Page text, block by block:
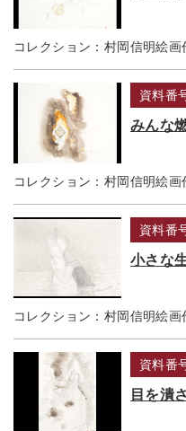
コレクション： 村岡信明絵画
資料番
みんな
コレクション： 村岡信明絵画
資料番
小さな
コレクション： 村岡信明絵画
資料番
目を潰